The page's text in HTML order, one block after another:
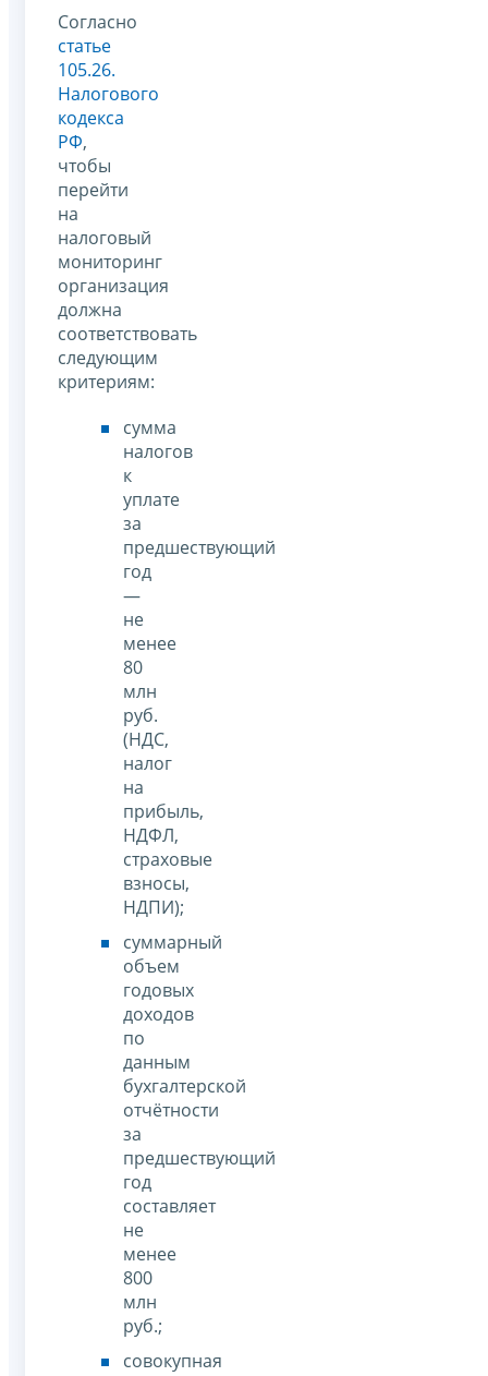
Согласно
статье
105.26.
Налогового
кодекса
РФ,
чтобы
перейти
на
налоговый
мониторинг
организация
должна
соответствовать
следующим
критериям:
сумма
налогов
к
уплате
за
предшествующий
год
—
не
менее
80
млн
руб.
(НДС,
налог
на
прибыль,
НДФЛ,
страховые
взносы,
НДПИ);
суммарный
объем
годовых
доходов
по
данным
бухгалтерской
отчётности
за
предшествующий
год
составляет
не
менее
800
млн
руб.;
совокупная